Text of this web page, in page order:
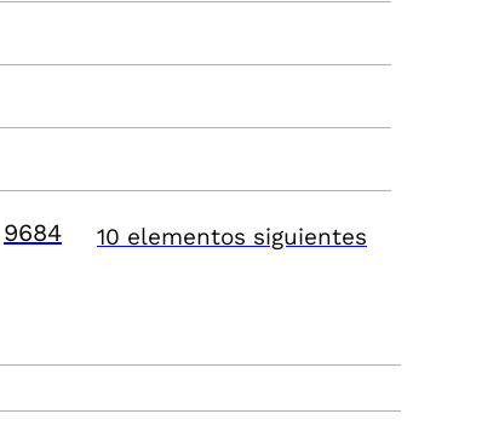
9684 10 elementos siguientes